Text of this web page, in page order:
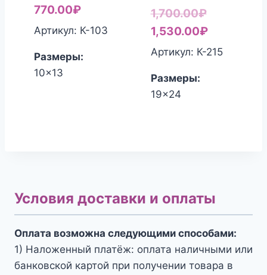
770.00₽
Артикул: К-103
Размеры:
10x13
1,700.00₽
цена
1,530.00₽Текущая
цена:
Артикул: К-215
Размеры:
19x24
Условия доставки и оплаты
Оплата возможна следующими способами:
1) Наложенный платёж: оплата наличными или
банковской картой при получении товара в